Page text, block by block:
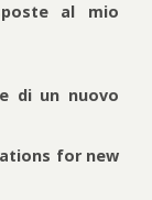
al mio
di un nuovo
for new